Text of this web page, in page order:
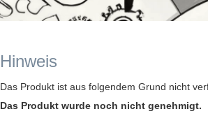
Hinweis
Das Produkt ist aus folgendem Grund nicht
Das Produkt wurde noch nicht genehmigt.